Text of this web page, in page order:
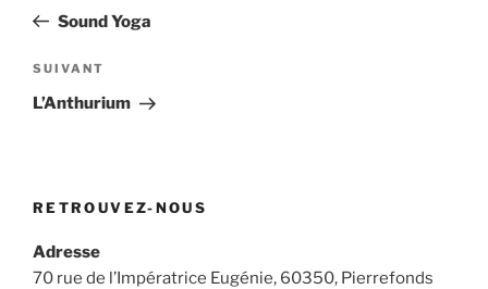
l’article
précédent
Sound Yoga
Article
suivant
SUIVANT
L’Anthurium
RETROUVEZ-NOUS
Adresse
70 rue de l’Impératrice Eugénie, 60350, Pierrefonds